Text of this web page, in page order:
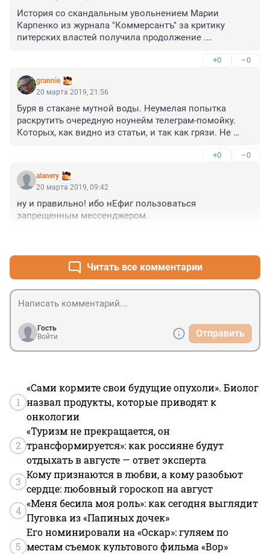
История со скандальным увольнением Марии
Карпенко из журнала "Коммерсантъ" за критику
питерских властей получила продолжение .
14-го марта телеканал канал "Известия.78" несколько
часов снимал материал о безобразиях творимых
муниципалами в Лисьем Носу .
Вот вырезка из этого репортажа :
https://www.youtube.com/watch?v=bVROHy9YXYo
И на сайте канала нет никаких следов о целом
рабочем дне проведенном журналистами в нашем
поселке !
Интересно, по чьему распоряжению материал был
снят с эфира ?
+0 –0
grannie
20 марта 2019, 21:56
Буря в стакане мутной воды. Неумелая попытка
раскрутить очередную ноунейм телеграм-помойку.
Которых, как видно из статьи, и так как грязи. Не
+0 –0
alanery
20 марта 2019, 09:42
ну и правильно! ибо нЕфиг пользоваться
запрещенным мессенджером.
Читать все комментарии
Гость
Войти
Отправить
1
«Сами кормите свои будущие опухоли». Биолог
назвал продукты, которые приводят к
онкологии
2
«Туризм не прекращается, он
трансформируется»: как россияне будут
отдыхать в августе — ответ эксперта
3
Кому признаются в любви, а кому разобьют
сердце: любовный гороскоп на август
4
«Меня бесила моя роль»: как сегодня выглядит
Пуговка из «Папиных дочек»
5
Его номинировали на «Оскар»: гуляем по
местам съемок культового фильма «Вор»